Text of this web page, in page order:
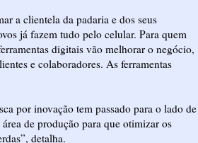
a clientela da padaria e dos seus
já fazem tudo pelo celular. Para quem
digitais vão melhorar o negócio,
e colaboradores. As ferramentas
por inovação tem passado para o lado de
de produção para que otimizar os
detalha.